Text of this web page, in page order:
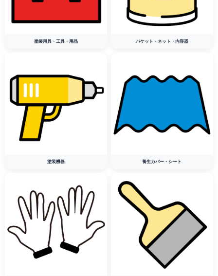
塗装用具・工具・用品 バケット・ネット・内容器
塗装機器 養生カバー・シート